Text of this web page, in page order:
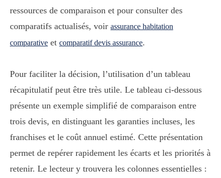
ressources de comparaison et pour consulter des
comparatifs actualisés, voir assurance habitation
comparative et comparatif devis assurance.
Pour faciliter la décision, l’utilisation d’un tableau
récapitulatif peut être très utile. Le tableau ci-dessous
présente un exemple simplifié de comparaison entre
trois devis, en distinguant les garanties incluses, les
franchises et le coût annuel estimé. Cette présentation
permet de repérer rapidement les écarts et les priorités à
retenir. Le lecteur y trouvera les colonnes essentielles :